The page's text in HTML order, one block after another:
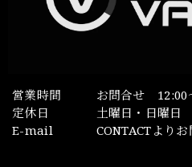
営業時間
お問合せ 12:00
定休日
土曜日・日曜日
E-mail
CONTACTより